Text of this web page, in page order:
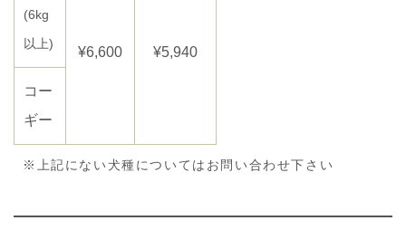
(6kg
以上)
¥6,600 ¥5,940
コー
ギー
※上記にない犬種についてはお問い合わせ下さい